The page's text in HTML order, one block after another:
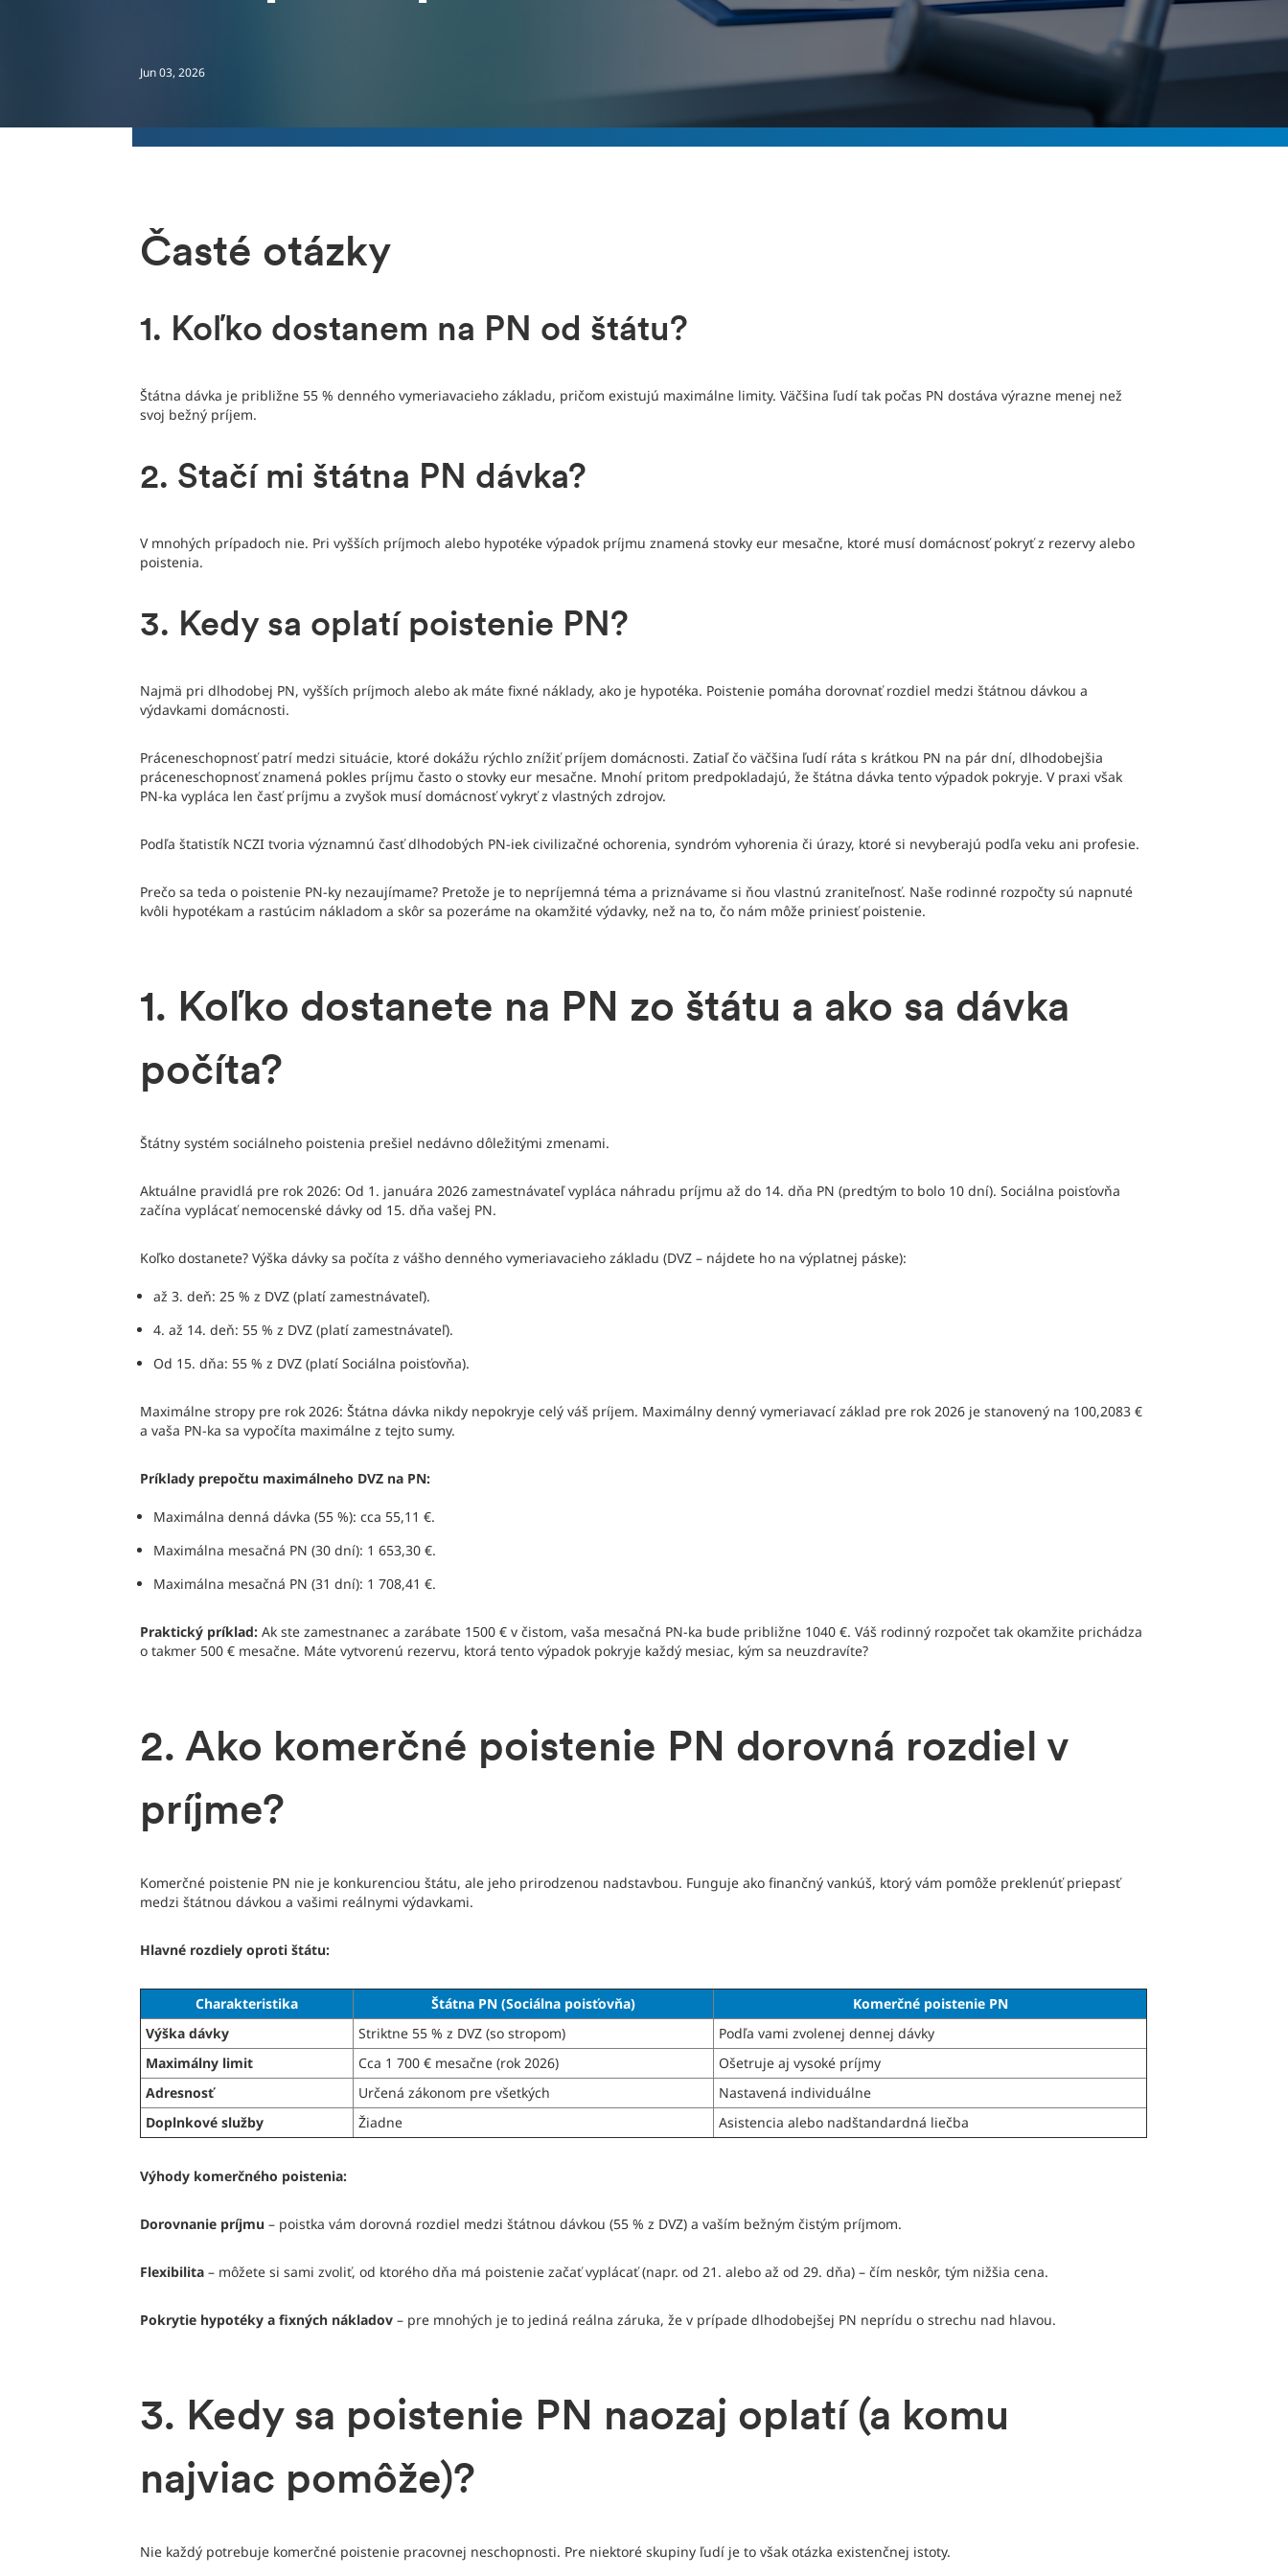
Jun 03, 2026
Časté otázky
1. Koľko dostanem na PN od štátu?
Štátna dávka je približne 55 % denného vymeriavacieho základu, pričom existujú maximálne limity. Väčšina ľudí tak počas PN dostáva výrazne menej než
svoj bežný príjem.
2. Stačí mi štátna PN dávka?
V mnohých prípadoch nie. Pri vyšších príjmoch alebo hypotéke výpadok príjmu znamená stovky eur mesačne, ktoré musí domácnosť pokryť z rezervy alebo
poistenia.
3. Kedy sa oplatí poistenie PN?
Najmä pri dlhodobej PN, vyšších príjmoch alebo ak máte fixné náklady, ako je hypotéka. Poistenie pomáha dorovnať rozdiel medzi štátnou dávkou a
výdavkami domácnosti.
Práceneschopnosť patrí medzi situácie, ktoré dokážu rýchlo znížiť príjem domácnosti. Zatiaľ čo väčšina ľudí ráta s krátkou PN na pár dní, dlhodobejšia
práceneschopnosť znamená pokles príjmu často o stovky eur mesačne. Mnohí pritom predpokladajú, že štátna dávka tento výpadok pokryje. V praxi však
PN-ka vypláca len časť príjmu a zvyšok musí domácnosť vykryť z vlastných zdrojov.
Podľa štatistík NCZI tvoria významnú časť dlhodobých PN-iek civilizačné ochorenia, syndróm vyhorenia či úrazy, ktoré si nevyberajú podľa veku ani profesie.
Prečo sa teda o poistenie PN-ky nezaujímame? Pretože je to nepríjemná téma a priznávame si ňou vlastnú zraniteľnosť. Naše rodinné rozpočty sú napnuté
kvôli hypotékam a rastúcim nákladom a skôr sa pozeráme na okamžité výdavky, než na to, čo nám môže priniesť poistenie.
1. Koľko dostanete na PN zo štátu a ako sa dávka
počíta?
Štátny systém sociálneho poistenia prešiel nedávno dôležitými zmenami.
Aktuálne pravidlá pre rok 2026: Od 1. januára 2026 zamestnávateľ vypláca náhradu príjmu až do 14. dňa PN (predtým to bolo 10 dní). Sociálna poisťovňa
začína vyplácať nemocenské dávky od 15. dňa vašej PN.
Koľko dostanete? Výška dávky sa počíta z vášho denného vymeriavacieho základu (DVZ – nájdete ho na výplatnej páske):
až 3. deň: 25 % z DVZ (platí zamestnávateľ).
4. až 14. deň: 55 % z DVZ (platí zamestnávateľ).
Od 15. dňa: 55 % z DVZ (platí Sociálna poisťovňa).
Maximálne stropy pre rok 2026: Štátna dávka nikdy nepokryje celý váš príjem. Maximálny denný vymeriavací základ pre rok 2026 je stanovený na 100,2083 €
a vaša PN-ka sa vypočíta maximálne z tejto sumy.
Príklady prepočtu maximálneho DVZ na PN:
Maximálna denná dávka (55 %): cca 55,11 €.
Maximálna mesačná PN (30 dní): 1 653,30 €.
Maximálna mesačná PN (31 dní): 1 708,41 €.
Praktický príklad: Ak ste zamestnanec a zarábate 1500 € v čistom, vaša mesačná PN-ka bude približne 1040 €. Váš rodinný rozpočet tak okamžite prichádza
o takmer 500 € mesačne. Máte vytvorenú rezervu, ktorá tento výpadok pokryje každý mesiac, kým sa neuzdravíte?
2. Ako komerčné poistenie PN dorovná rozdiel v
príjme?
Komerčné poistenie PN nie je konkurenciou štátu, ale jeho prirodzenou nadstavbou. Funguje ako finančný vankúš, ktorý vám pomôže preklenúť priepasť
medzi štátnou dávkou a vašimi reálnymi výdavkami.
Hlavné rozdiely oproti štátu:
Charakteristika Štátna PN (Sociálna poisťovňa)
Komerčné poistenie PN
Výška dávky
Striktne 55 % z DVZ (so stropom)
Podľa vami zvolenej dennej dávky
Maximálny limit
Cca 1 700 € mesačne (rok 2026)
Ošetruje aj vysoké príjmy
Adresnosť
Určená zákonom pre všetkých
Nastavená individuálne
Doplnkové služby
Žiadne Asistencia alebo nadštandardná liečba
Výhody komerčného poistenia:
Dorovnanie príjmu – poistka vám dorovná rozdiel medzi štátnou dávkou (55 % z DVZ) a vaším bežným čistým príjmom.
Flexibilita– môžete si sami zvoliť, od ktorého dňa má poistenie začať vyplácať (napr. od 21. alebo až od 29. dňa) – čím neskôr, tým nižšia cena.
Pokrytie hypotéky a fixných nákladov – pre mnohých je to jediná reálna záruka, že v prípade dlhodobejšej PN neprídu o strechu nad hlavou.
3. Kedy sa poistenie PN naozaj oplatí (a komu
najviac pomôže)?
Nie každý potrebuje komerčné poistenie pracovnej neschopnosti. Pre niektoré skupiny ľudí je to však otázka existenčnej istoty.